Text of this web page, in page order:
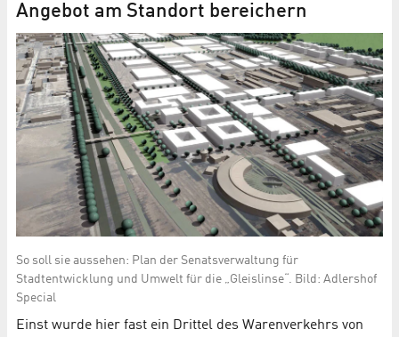
Angebot am Standort bereichern
So soll sie aussehen: Plan der Senatsverwaltung für
Stadtentwicklung und Umwelt für die „Gleislinse“. Bild: Adlershof
Special
Einst wurde hier fast ein Drittel des Warenverkehrs von